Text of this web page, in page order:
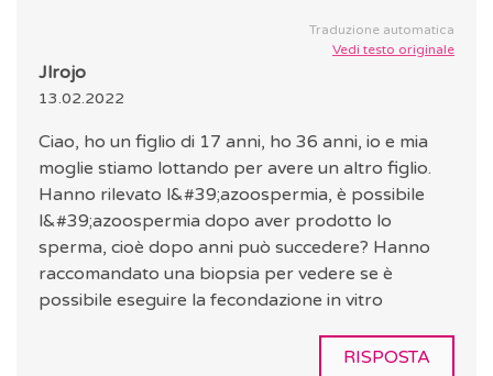
Traduzione automatica
Vedi testo originale
Jlrojo
13.02.2022
Ciao, ho un figlio di 17 anni, ho 36 anni, io e mia
moglie stiamo lottando per avere un altro figlio.
Hanno rilevato l&#39;azoospermia, è possibile
l&#39;azoospermia dopo aver prodotto lo
sperma, cioè dopo anni può succedere? Hanno
raccomandato una biopsia per vedere se è
possibile eseguire la fecondazione in vitro
RISPOSTA